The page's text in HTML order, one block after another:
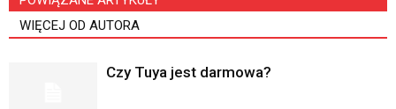
WIĘCEJ OD AUTORA
Czy Tuya jest darmowa?